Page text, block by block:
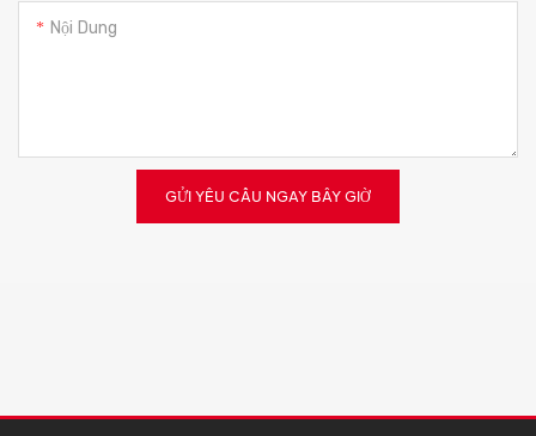
Nội Dung
GỬI YÊU CẦU NGAY BÂY GIỜ